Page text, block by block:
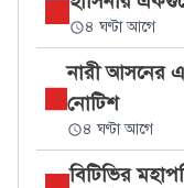
৪ ঘণ্টা আগে
নারী আসনের
নোটিশ
৪ ঘণ্টা আগে
বিটিভির